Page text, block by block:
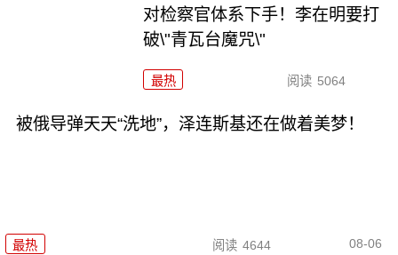
对检察官体系下手！李在明要打
破\"青瓦台魔咒\"
最热 阅读 5064
被俄导弹天天“洗地”，泽连斯基还在做着美梦！
最热 阅读 4644 08-06